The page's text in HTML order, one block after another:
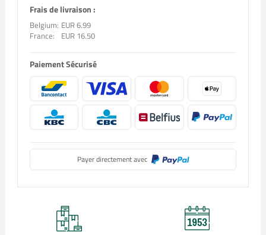
Frais de livraison :
Belgium: EUR 6.99
France:
EUR 16.50
Paiement Sécurisé